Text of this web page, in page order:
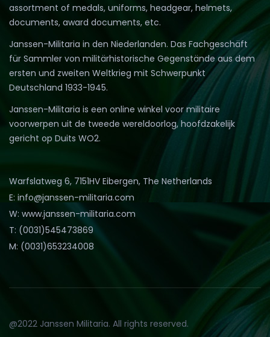
assortment of medals, uniforms, headgear, helmets,
documents, award documents, etc.
Janssen-Militaria in den Niederlanden. Das Fachgeschäft
für Sammler von militärhistorische Gegenstände aus dem
ersten und zweiten Weltkrieg mit Schwerpunkt
Deutschland 1933-1945.
Janssen-Militaria is een online winkel voor militaire
voorwerpen uit de tweede wereldoorlog, hoofdzakelijk
gericht op Duits WO2.
Warfslatweg 6, 7151HV Eibergen, The Netherlands
E: info@janssen-militaria.com
W: www.janssen-militaria.com
T: (0031)545473869
M: (0031)653234008
@2022 Janssen Militaria. All rights reserved.